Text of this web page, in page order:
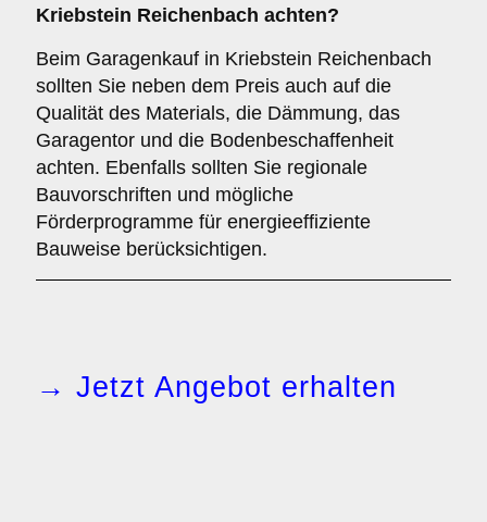
Kriebstein Reichenbach achten?
Beim Garagenkauf in Kriebstein Reichenbach
sollten Sie neben dem Preis auch auf die
Qualität des Materials, die Dämmung, das
Garagentor und die Bodenbeschaffenheit
achten. Ebenfalls sollten Sie regionale
Bauvorschriften und mögliche
Förderprogramme für energieeffiziente
Bauweise berücksichtigen.
→ Jetzt Angebot erhalten